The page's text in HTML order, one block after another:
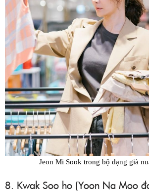
Jeon Mi Sook trong bộ dạng già
8. Kwak Soo ho (Yoon Na Moo